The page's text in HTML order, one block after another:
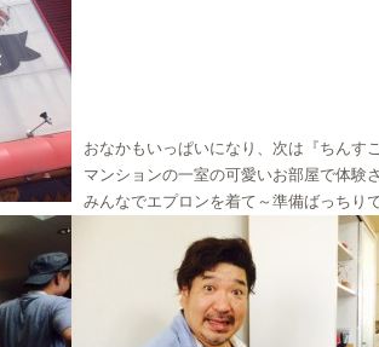
おなかもいっぱいになり、次は『ちんす
マンションの一室の可愛いお部屋で体験
みんなでエプロンを着て～準備ばっちり